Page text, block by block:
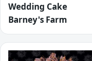
Wedding Cake
Barney's Farm